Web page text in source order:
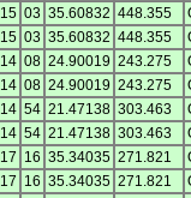
15 03 35.60832 448.355
15 03 35.60832 448.355
14 08 24.90019 243.275
14 08 24.90019 243.275
14 54 21.47138 303.463
14 54 21.47138 303.463
17 16 35.34035 271.821
17 16 35.34035 271.821